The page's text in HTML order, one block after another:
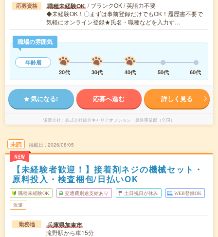
応募資格 職種未経験OK / ブランクOK / 英語力不要
◆未経験OK！〇まずは事前登録だけでもOK！履歴書不要で
気軽にオンライン登録★氏名・職種などを入力す…
職場の雰囲気
年齢層
20代
30代 40代 50代 60代
気になる! 応募へ進む 詳しく見る
派遣会社 株式会社綜合キャリアオプション 製造事業部（全国）
未読
NEW
掲載日 2026/08/05
【未経験者歓迎！】接着剤ネジの機械セット・
原料投入・検査梱包/日払いOK
職種未経験OK 交通費別途支給あり 土日祝日が休み WEB登録OK
派遣
勤務地 兵庫県加東市
滝野駅から車15分